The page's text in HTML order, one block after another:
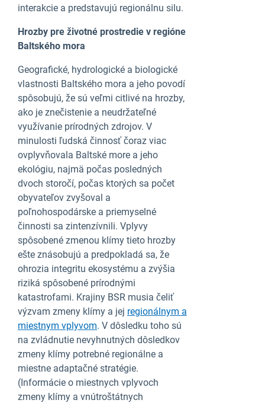
interakcie a predstavujú regionálnu silu.
Hrozby pre životné prostredie v regióne
Baltského mora
Geografické, hydrologické a biologické
vlastnosti Baltského mora a jeho povodí
spôsobujú, že sú veľmi citlivé na hrozby,
ako je znečistenie a neudržateľné
využívanie prírodných zdrojov. V
minulosti ľudská činnosť čoraz viac
ovplyvňovala Baltské more a jeho
ekológiu, najmä počas posledných
dvoch storočí, počas ktorých sa počet
obyvateľov zvyšoval a
poľnohospodárske a priemyselné
činnosti sa zintenzívnili. Vplyvy
spôsobené zmenou klímy tieto hrozby
ešte znásobujú a predpokladá sa, že
ohrozia integritu ekosystému a zvýšia
riziká spôsobené prírodnými
katastrofami. Krajiny BSR musia čeliť
výzvam zmeny klímy a jej regionálnym a
miestnym vplyvom. V dôsledku toho sú
na zvládnutie nevyhnutných dôsledkov
zmeny klímy potrebné regionálne a
miestne adaptačné stratégie.
(Informácie o miestnych vplyvoch
zmeny klímy a vnútroštátnych